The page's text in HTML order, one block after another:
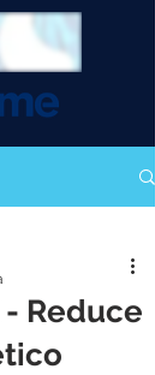
- Reduce